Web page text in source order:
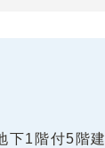
下1階付5階建